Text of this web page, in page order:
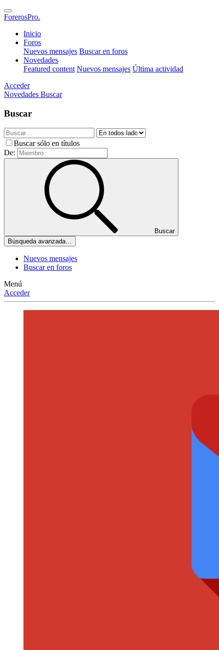
ForerosPro.
Inicio
Foros
Nuevos mensajes Buscar en foros
Novedades
Featured content Nuevos mensajes Última actividad
Acceder
Novedades Buscar
Buscar
Buscar sólo en títulos
De:
Buscar
Búsqueda avanzada…
Nuevos mensajes
Buscar en foros
Menú
Acceder